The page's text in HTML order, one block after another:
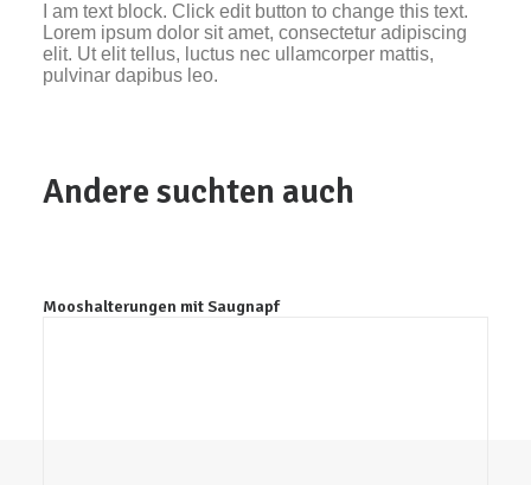
I am text block. Click edit button to change this text.
Lorem ipsum dolor sit amet, consectetur adipiscing
elit. Ut elit tellus, luctus nec ullamcorper mattis,
pulvinar dapibus leo.
Andere suchten auch
Mooshalterungen mit Saugnapf